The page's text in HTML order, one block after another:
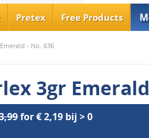
Pretex Free Products
- No. 636
3gr
for € 2,19 bij > 0